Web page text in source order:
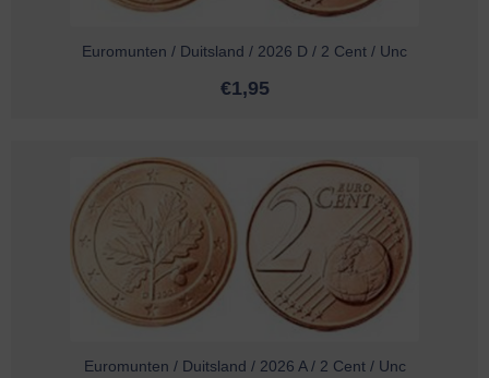
Euromunten / Duitsland / 2026 D / 2 Cent / Unc
€1,95
Euromunten / Duitsland / 2026 A / 2 Cent / Unc